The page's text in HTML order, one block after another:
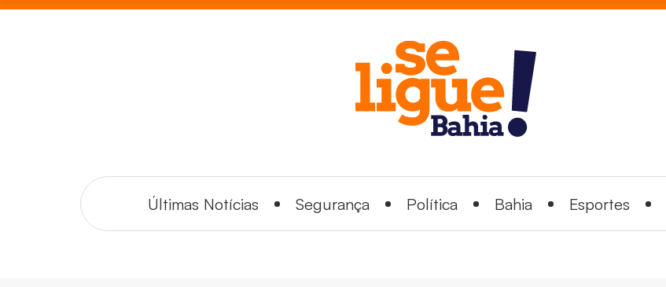
Últimas Notícias Segurança Política Bahia Esportes